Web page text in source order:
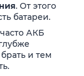
. От этого
батареи.
АКБ
и тем